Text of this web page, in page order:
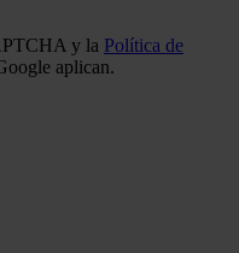
y la Política de
aplican.